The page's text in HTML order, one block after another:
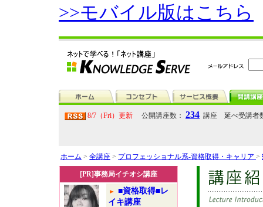
>>モバイル版はこちら
8/7（Fri）更新 公開講座数： 234 講座 延べ受講者
ホーム > 全講座 > プロフェッショナル系-資格取得・キャリア >
[PR]事務局イチオシ講座
■資格取得■レ
イキ講座